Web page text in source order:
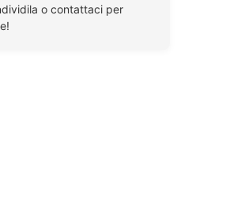
o contattaci per